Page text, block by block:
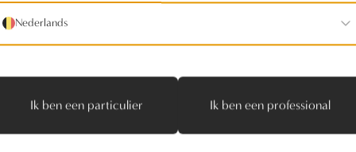
MEUBELKNOP
45mm
BRONS (WB)
Nederlands
Ik ben een particulier Ik ben een professional